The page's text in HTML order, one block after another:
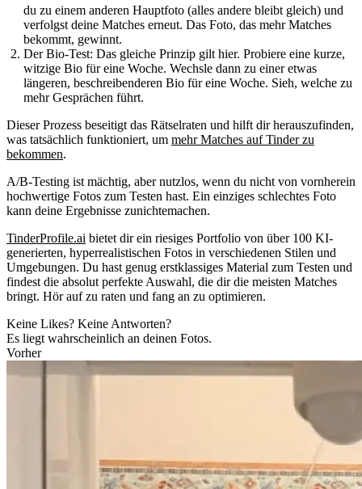
du zu einem anderen Hauptfoto (alles andere bleibt gleich) und
verfolgst deine Matches erneut. Das Foto, das mehr Matches
bekommt, gewinnt.
Der Bio-Test: Das gleiche Prinzip gilt hier. Probiere eine kurze,
witzige Bio für eine Woche. Wechsle dann zu einer etwas
längeren, beschreibenderen Bio für eine Woche. Sieh, welche zu
mehr Gesprächen führt.
Dieser Prozess beseitigt das Rätselraten und hilft dir herauszufinden,
was tatsächlich funktioniert, um mehr Matches auf Tinder zu
bekommen.
A/B-Testing ist mächtig, aber nutzlos, wenn du nicht von vornherein
hochwertige Fotos zum Testen hast. Ein einziges schlechtes Foto
kann deine Ergebnisse zunichtemachen.
TinderProfile.ai bietet dir ein riesiges Portfolio von über 100 KI-
generierten, hyperrealistischen Fotos in verschiedenen Stilen und
Umgebungen. Du hast genug erstklassiges Material zum Testen und
findest die absolut perfekte Auswahl, die dir die meisten Matches
bringt. Hör auf zu raten und fang an zu optimieren.
Keine Likes? Keine Antworten?
Es liegt wahrscheinlich an deinen Fotos.
Vorher